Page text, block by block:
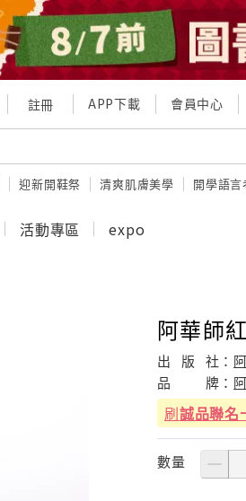
註冊 APP下載 會員中心
迎新開鞋祭 清爽肌膚美學 開學語
活動專區 expo
阿華師
出 版 社：
品
牌：
刷誠品聯名
數量